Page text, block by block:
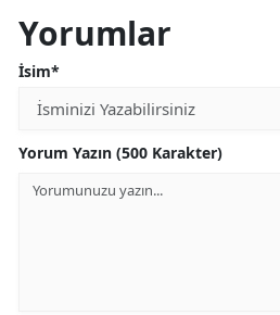
Yorumlar
İsim*
Yorum Yazın (500 Karakter)